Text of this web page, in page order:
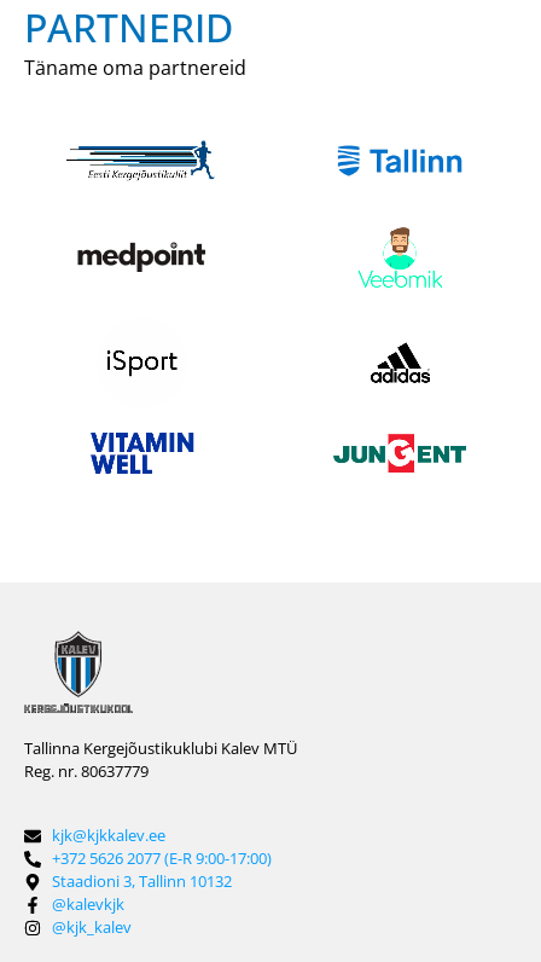
PARTNERID
Täname oma partnereid
Tallinna Kergejõustikuklubi Kalev MTÜ
Reg. nr. 80637779
kjk@kjkkalev.ee
+372 5626 2077 (E-R 9:00-17:00)
Staadioni 3, Tallinn 10132
@kalevkjk
@kjk_kalev